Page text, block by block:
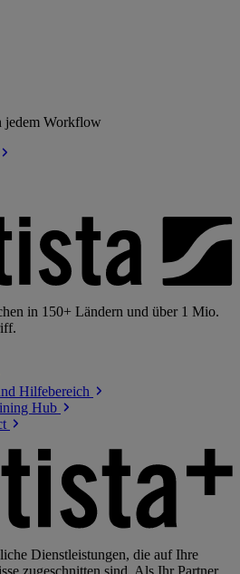
jedem Workflow
in 150+ Ländern und über 1 Mio.
Hilfebereich
Hub
Dienstleistungen, die auf Ihre
zugeschnitten sind. Als Ihr Partner